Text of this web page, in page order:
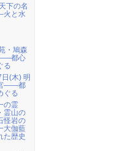
下の名
火と水
・鳩森
都心
る
(木) 明
――都
ぐる
の霊
霊山の
怪岩の
大伽藍
た歴史